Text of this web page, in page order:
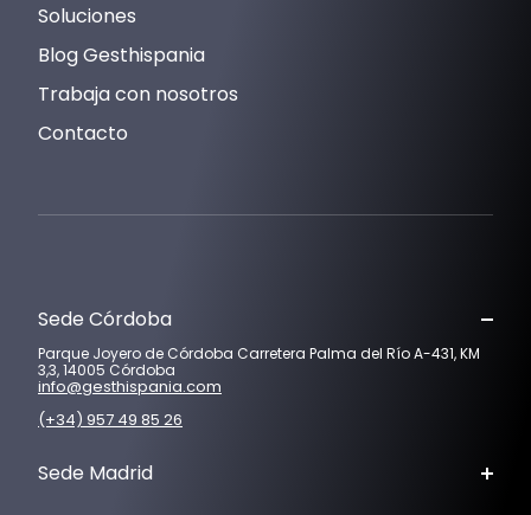
Soluciones
Blog Gesthispania
Trabaja con nosotros
Contacto
Sede Córdoba
Parque Joyero de Córdoba Carretera Palma del Río A-431, KM
3,3, 14005 Córdoba
info@gesthispania.com
(+34) 957 49 85 26
Sede Madrid